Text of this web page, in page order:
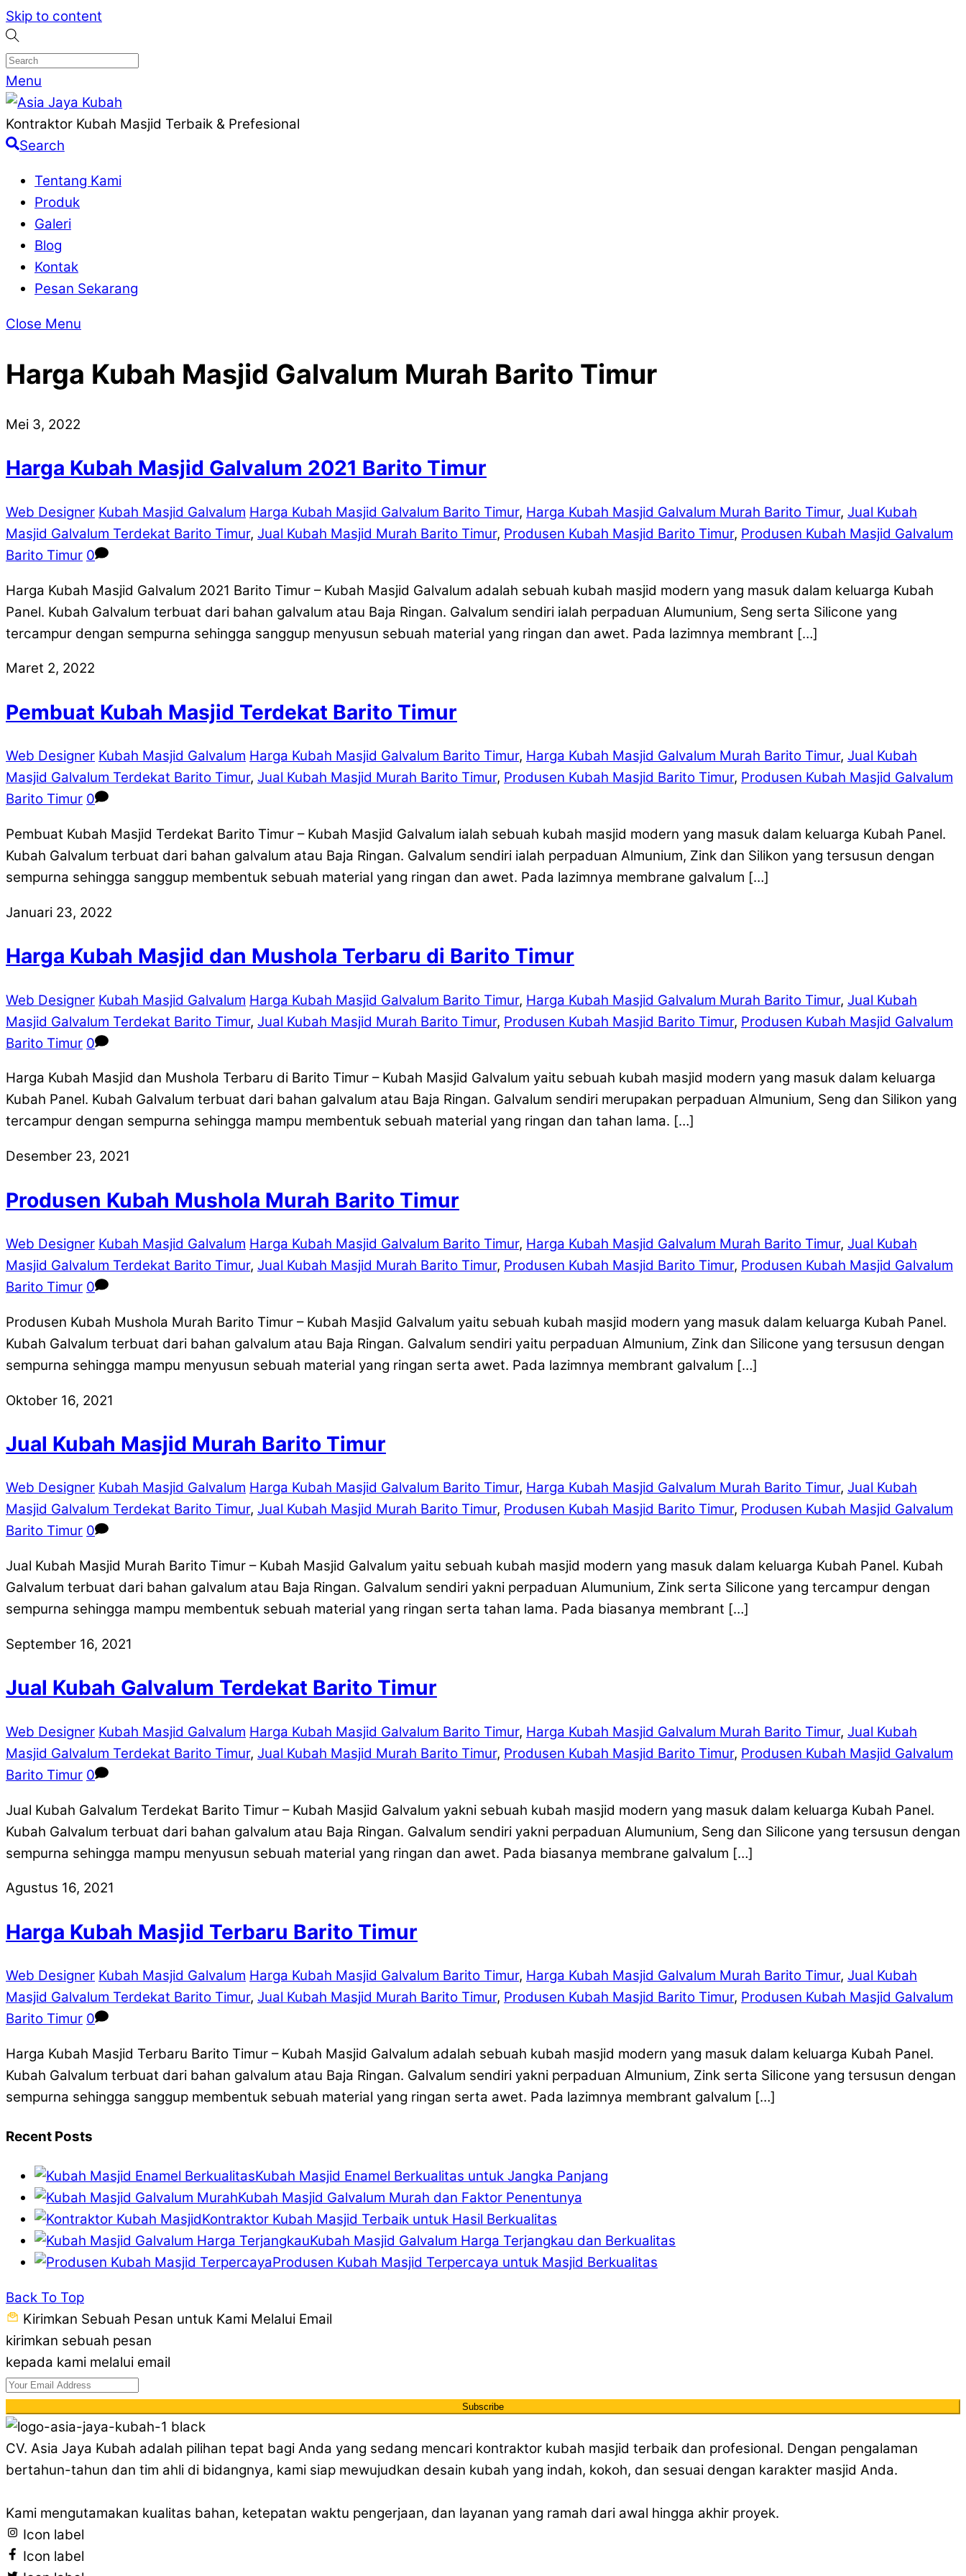
Skip to content
Menu
Kontraktor Kubah Masjid Terbaik & Prefesional
Search
Tentang Kami
Produk
Galeri
Blog
Kontak
Pesan Sekarang
Close Menu
Harga Kubah Masjid Galvalum Murah Barito Timur
Mei 3, 2022
Harga Kubah Masjid Galvalum 2021 Barito Timur
Web Designer Kubah Masjid Galvalum Harga Kubah Masjid Galvalum Barito Timur, Harga Kubah Masjid Galvalum Murah Barito Timur, Jual Kubah
Masjid Galvalum Terdekat Barito Timur, Jual Kubah Masjid Murah Barito Timur, Produsen Kubah Masjid Barito Timur, Produsen Kubah Masjid Galvalum
Barito Timur 0
Harga Kubah Masjid Galvalum 2021 Barito Timur – Kubah Masjid Galvalum adalah sebuah kubah masjid modern yang masuk dalam keluarga Kubah
Panel. Kubah Galvalum terbuat dari bahan galvalum atau Baja Ringan. Galvalum sendiri ialah perpaduan Alumunium, Seng serta Silicone yang
tercampur dengan sempurna sehingga sanggup menyusun sebuah material yang ringan dan awet. Pada lazimnya membrant […]
Maret 2, 2022
Pembuat Kubah Masjid Terdekat Barito Timur
Web Designer Kubah Masjid Galvalum Harga Kubah Masjid Galvalum Barito Timur, Harga Kubah Masjid Galvalum Murah Barito Timur, Jual Kubah
Masjid Galvalum Terdekat Barito Timur, Jual Kubah Masjid Murah Barito Timur, Produsen Kubah Masjid Barito Timur, Produsen Kubah Masjid Galvalum
Barito Timur 0
Pembuat Kubah Masjid Terdekat Barito Timur – Kubah Masjid Galvalum ialah sebuah kubah masjid modern yang masuk dalam keluarga Kubah Panel.
Kubah Galvalum terbuat dari bahan galvalum atau Baja Ringan. Galvalum sendiri ialah perpaduan Almunium, Zink dan Silikon yang tersusun dengan
sempurna sehingga sanggup membentuk sebuah material yang ringan dan awet. Pada lazimnya membrane galvalum […]
Januari 23, 2022
Harga Kubah Masjid dan Mushola Terbaru di Barito Timur
Web Designer Kubah Masjid Galvalum Harga Kubah Masjid Galvalum Barito Timur, Harga Kubah Masjid Galvalum Murah Barito Timur, Jual Kubah
Masjid Galvalum Terdekat Barito Timur, Jual Kubah Masjid Murah Barito Timur, Produsen Kubah Masjid Barito Timur, Produsen Kubah Masjid Galvalum
Barito Timur 0
Harga Kubah Masjid dan Mushola Terbaru di Barito Timur – Kubah Masjid Galvalum yaitu sebuah kubah masjid modern yang masuk dalam keluarga
Kubah Panel. Kubah Galvalum terbuat dari bahan galvalum atau Baja Ringan. Galvalum sendiri merupakan perpaduan Almunium, Seng dan Silikon yang
tercampur dengan sempurna sehingga mampu membentuk sebuah material yang ringan dan tahan lama. […]
Desember 23, 2021
Produsen Kubah Mushola Murah Barito Timur
Web Designer Kubah Masjid Galvalum Harga Kubah Masjid Galvalum Barito Timur, Harga Kubah Masjid Galvalum Murah Barito Timur, Jual Kubah
Masjid Galvalum Terdekat Barito Timur, Jual Kubah Masjid Murah Barito Timur, Produsen Kubah Masjid Barito Timur, Produsen Kubah Masjid Galvalum
Barito Timur 0
Produsen Kubah Mushola Murah Barito Timur – Kubah Masjid Galvalum yaitu sebuah kubah masjid modern yang masuk dalam keluarga Kubah Panel.
Kubah Galvalum terbuat dari bahan galvalum atau Baja Ringan. Galvalum sendiri yaitu perpaduan Almunium, Zink dan Silicone yang tersusun dengan
sempurna sehingga mampu menyusun sebuah material yang ringan serta awet. Pada lazimnya membrant galvalum […]
Oktober 16, 2021
Jual Kubah Masjid Murah Barito Timur
Web Designer Kubah Masjid Galvalum Harga Kubah Masjid Galvalum Barito Timur, Harga Kubah Masjid Galvalum Murah Barito Timur, Jual Kubah
Masjid Galvalum Terdekat Barito Timur, Jual Kubah Masjid Murah Barito Timur, Produsen Kubah Masjid Barito Timur, Produsen Kubah Masjid Galvalum
Barito Timur 0
Jual Kubah Masjid Murah Barito Timur – Kubah Masjid Galvalum yaitu sebuah kubah masjid modern yang masuk dalam keluarga Kubah Panel. Kubah
Galvalum terbuat dari bahan galvalum atau Baja Ringan. Galvalum sendiri yakni perpaduan Alumunium, Zink serta Silicone yang tercampur dengan
sempurna sehingga mampu membentuk sebuah material yang ringan serta tahan lama. Pada biasanya membrant […]
September 16, 2021
Jual Kubah Galvalum Terdekat Barito Timur
Web Designer Kubah Masjid Galvalum Harga Kubah Masjid Galvalum Barito Timur, Harga Kubah Masjid Galvalum Murah Barito Timur, Jual Kubah
Masjid Galvalum Terdekat Barito Timur, Jual Kubah Masjid Murah Barito Timur, Produsen Kubah Masjid Barito Timur, Produsen Kubah Masjid Galvalum
Barito Timur 0
Jual Kubah Galvalum Terdekat Barito Timur – Kubah Masjid Galvalum yakni sebuah kubah masjid modern yang masuk dalam keluarga Kubah Panel.
Kubah Galvalum terbuat dari bahan galvalum atau Baja Ringan. Galvalum sendiri yakni perpaduan Alumunium, Seng dan Silicone yang tersusun dengan
sempurna sehingga mampu menyusun sebuah material yang ringan dan awet. Pada biasanya membrane galvalum […]
Agustus 16, 2021
Harga Kubah Masjid Terbaru Barito Timur
Web Designer Kubah Masjid Galvalum Harga Kubah Masjid Galvalum Barito Timur, Harga Kubah Masjid Galvalum Murah Barito Timur, Jual Kubah
Masjid Galvalum Terdekat Barito Timur, Jual Kubah Masjid Murah Barito Timur, Produsen Kubah Masjid Barito Timur, Produsen Kubah Masjid Galvalum
Barito Timur 0
Harga Kubah Masjid Terbaru Barito Timur – Kubah Masjid Galvalum adalah sebuah kubah masjid modern yang masuk dalam keluarga Kubah Panel.
Kubah Galvalum terbuat dari bahan galvalum atau Baja Ringan. Galvalum sendiri yakni perpaduan Almunium, Zink serta Silicone yang tersusun dengan
sempurna sehingga sanggup membentuk sebuah material yang ringan serta awet. Pada lazimnya membrant galvalum […]
Recent Posts
Kubah Masjid Enamel Berkualitas untuk Jangka Panjang
Kubah Masjid Galvalum Murah dan Faktor Penentunya
Kontraktor Kubah Masjid Terbaik untuk Hasil Berkualitas
Kubah Masjid Galvalum Harga Terjangkau dan Berkualitas
Produsen Kubah Masjid Terpercaya untuk Masjid Berkualitas
Back To Top
Kirimkan Sebuah Pesan untuk Kami Melalui Email
kirimkan sebuah pesan
kepada kami melalui email
Subscribe
CV. Asia Jaya Kubah adalah pilihan tepat bagi Anda yang sedang mencari kontraktor kubah masjid terbaik dan profesional. Dengan pengalaman
bertahun-tahun dan tim ahli di bidangnya, kami siap mewujudkan desain kubah yang indah, kokoh, dan sesuai dengan karakter masjid Anda.
Kami mengutamakan kualitas bahan, ketepatan waktu pengerjaan, dan layanan yang ramah dari awal hingga akhir proyek.
Icon label
Icon label